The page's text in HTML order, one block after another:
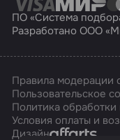
ПО «Система
Разработано ООО
Правила модерации
Пользовательское
Политика
Условия оплаты и
ДизайнAffarts